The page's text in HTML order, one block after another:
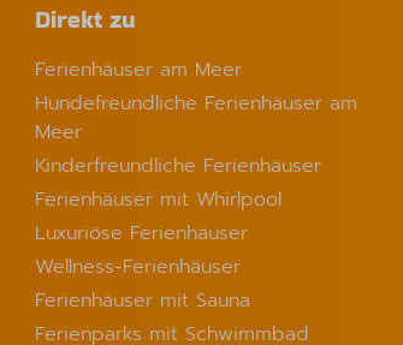
Direkt zu
Ferienhäuser am Meer
Hundefreundliche Ferienhäuser am
Meer
Kinderfreundliche Ferienhäuser
Ferienhäuser mit Whirlpool
Luxuriöse Ferienhäuser
Wellness-Ferienhäuser
Ferienhäuser mit Sauna
Ferienparks mit Schwimmbad